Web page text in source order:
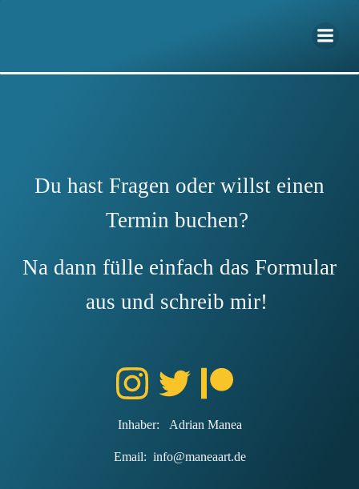
Du hast Fragen oder willst einen
Termin buchen?
Na dann fülle einfach das Formular
aus und schreib mir!
Inhaber: Adrian Manea
Email: info@maneaart.de